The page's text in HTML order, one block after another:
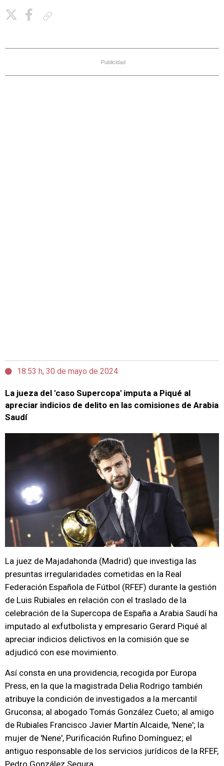
Publicidad
18:53 h, 30 de mayo de 2024
La jueza del 'caso Supercopa' imputa a Piqué al
apreciar indicios de delito en las comisiones de Arabia
Saudí
La juez de Majadahonda (Madrid) que investiga las
presuntas irregularidades cometidas en la Real
Federación Española de Fútbol (RFEF) durante la gestión
de Luis Rubiales en relación con el traslado de la
celebración de la Supercopa de España a Arabia Saudí ha
imputado al exfutbolista y empresario Gerard Piqué al
apreciar indicios delictivos en la comisión que se
adjudicó con ese movimiento.
Así consta en una providencia, recogida por Europa
Press, en la que la magistrada Delia Rodrigo también
atribuye la condición de investigados a la mercantil
Gruconsa; al abogado Tomás González Cueto; al amigo
de Rubiales Francisco Javier Martín Alcaide, 'Nene'; la
mujer de 'Nene', Purificación Rufino Domínguez; el
antiguo responsable de los servicios jurídicos de la RFEF,
Pedro González Segura.